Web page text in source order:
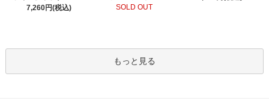
7,260円(税込)
SOLD OUT
もっと見る